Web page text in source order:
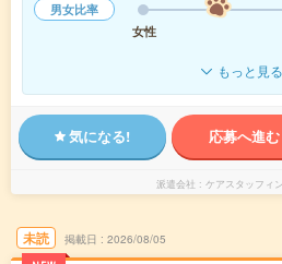
男女比率
女性
もっと見る
気になる! 応募へ進む
派遣会社 ケアスタッフィ
未読 掲載日 2026/08/05